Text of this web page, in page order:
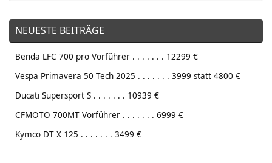
NEUESTE BEITRÄGE
Benda LFC 700 pro Vorführer . . . . . . . 12299 €
Vespa Primavera 50 Tech 2025 . . . . . . . 3999 statt 4800 €
Ducati Supersport S . . . . . . . 10939 €
CFMOTO 700MT Vorführer . . . . . . . 6999 €
Kymco DT X 125 . . . . . . . 3499 €